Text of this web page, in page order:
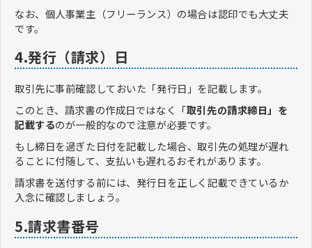
なお、個人事業主（フリーランス）の場合は認印でも大丈夫
です。
4.発行（請求）日
取引先に事前確認しておいた「発行日」を記載します。
このとき、請求書の作成日ではなく「取引先の請求締日」を
記載するのが一般的なので注意が必要です。
もし締日を過ぎた日付を記載した場合、取引先の処理が遅れ
ることに付随して、支払いも遅れるおそれがあります。
請求書を送付する前には、発行日を正しく記載できているか
入念に確認しましょう。
5.請求書番号